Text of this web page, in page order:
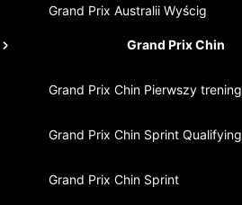
Grand Prix Australii Wyścig
Grand Prix Chin
Grand Prix Chin Pierwszy trening
Grand Prix Chin Sprint Qualifying
Grand Prix Chin Sprint